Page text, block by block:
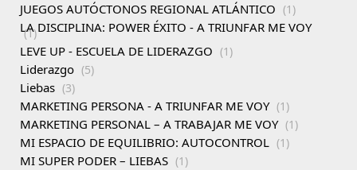
JUEGOS AUTÓCTONOS REGIONAL ATLÁNTICO (1)
LA DISCIPLINA: POWER ÉXITO - A TRIUNFAR ME VOY
(1)
LEVE UP - ESCUELA DE LIDERAZGO (1)
Liderazgo (5)
Liebas (3)
MARKETING PERSONA - A TRIUNFAR ME VOY (1)
MARKETING PERSONAL – A TRABAJAR ME VOY (1)
MI ESPACIO DE EQUILIBRIO: AUTOCONTROL (1)
MI SUPER PODER – LIEBAS (1)